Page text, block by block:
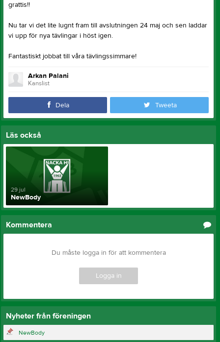
grattis!!
Nu tar vi det lite lugnt fram till avslutningen 24 maj och sen laddar
vi upp för nya tävlingar i höst igen.
Fantastiskt jobbat till våra tävlingssimmare!
Arkan Palani
Kanslist
Dela Tweeta
Läs också
29 jul
NewBody
Kommentera
Du måste logga in för att kommentera
Logga in
Nyheter från föreningen
NewBody